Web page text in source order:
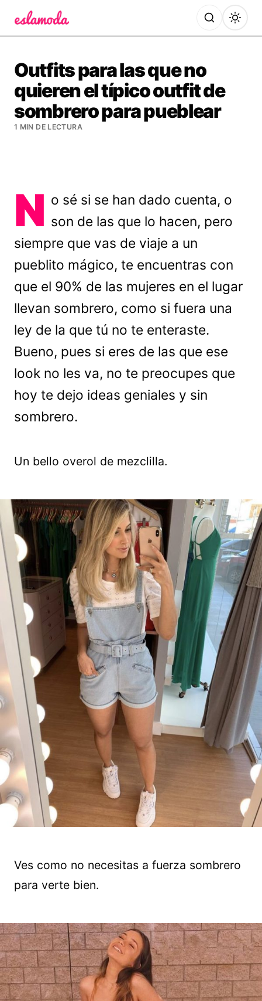
Outfits para las que no
quieren el típico outfit de
sombrero para pueblear
1 MIN DE LECTURA
N o sé si se han dado cuenta, o
son de las que lo hacen, pero
siempre que vas de viaje a un
pueblito mágico, te encuentras con
que el 90% de las mujeres en el lugar
llevan sombrero, como si fuera una
ley de la que tú no te enteraste.
Bueno, pues si eres de las que ese
look no les va, no te preocupes que
hoy te dejo ideas geniales y sin
sombrero.
Un bello overol de mezclilla.
Ves como no necesitas a fuerza sombrero
para verte bien.